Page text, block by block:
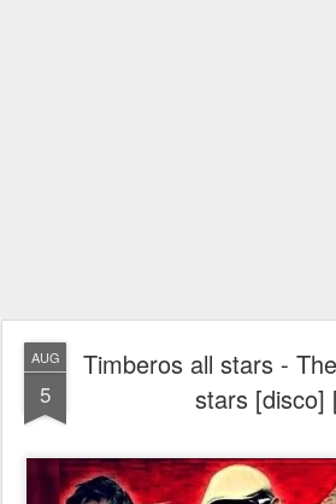
AUG
5
Timberos all stars -
stars [disco]